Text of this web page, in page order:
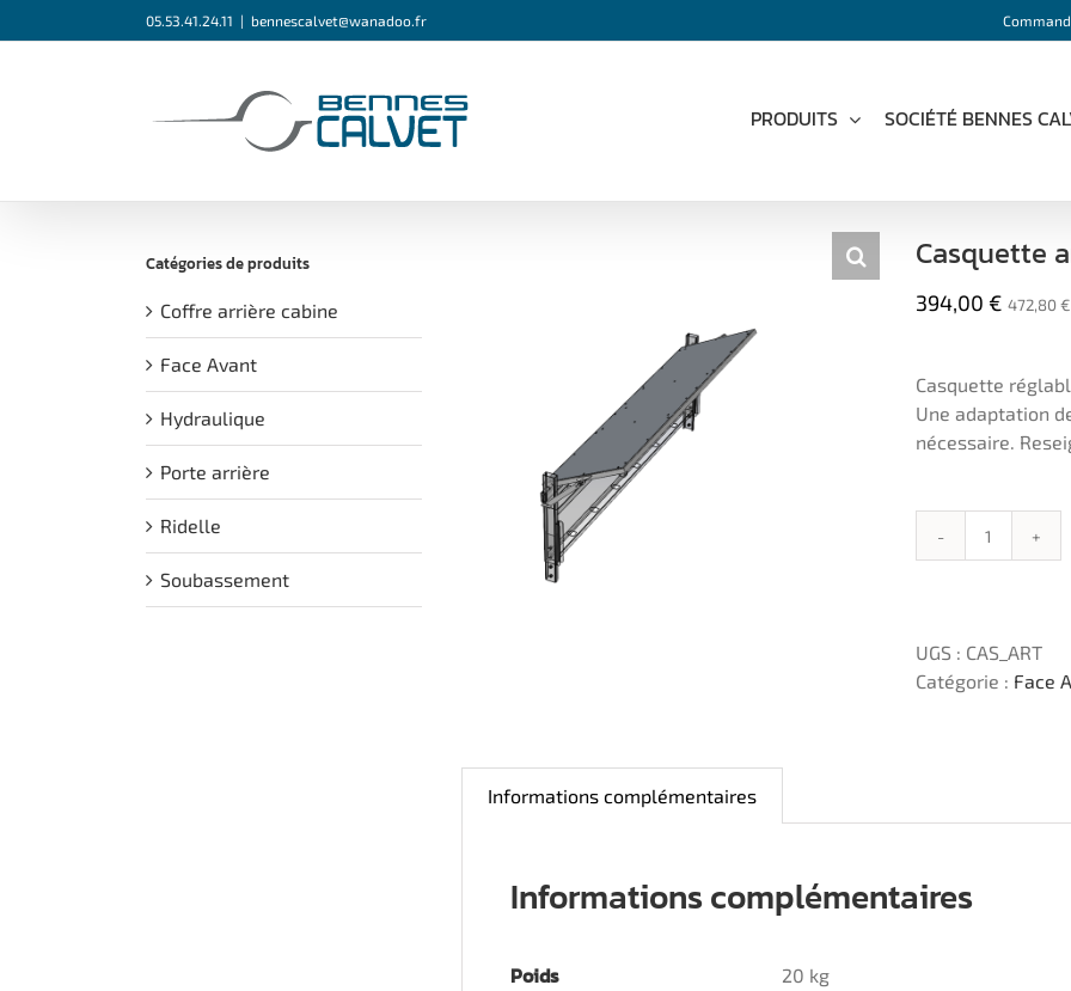
au
05.53.41.24.11 | bennescalvet@wanadoo.fr
PRODUITS SOCIÉTÉ BENNES
Casquette
394,00 € 472,80€
Casquette
Une adaptation
nécessaire.
quantité
UGS : CAS_ART
Catégorie : Face
Informations complémentaires
Informations complémentaires
Poids 20 kg
Catégories de produits
Coffre arrière cabine
Face Avant
Hydraulique
Porte arrière
Ridelle
Soubassement